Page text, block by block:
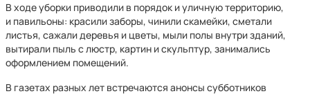
В ходе уборки приводили в порядок и уличную территорию,
и павильоны: красили заборы, чинили скамейки, сметали
листья, сажали деревья и цветы, мыли полы внутри зданий,
вытирали пыль с люстр, картин и скульптур, занимались
оформлением помещений.
В газетах разных лет встречаются анонсы субботников